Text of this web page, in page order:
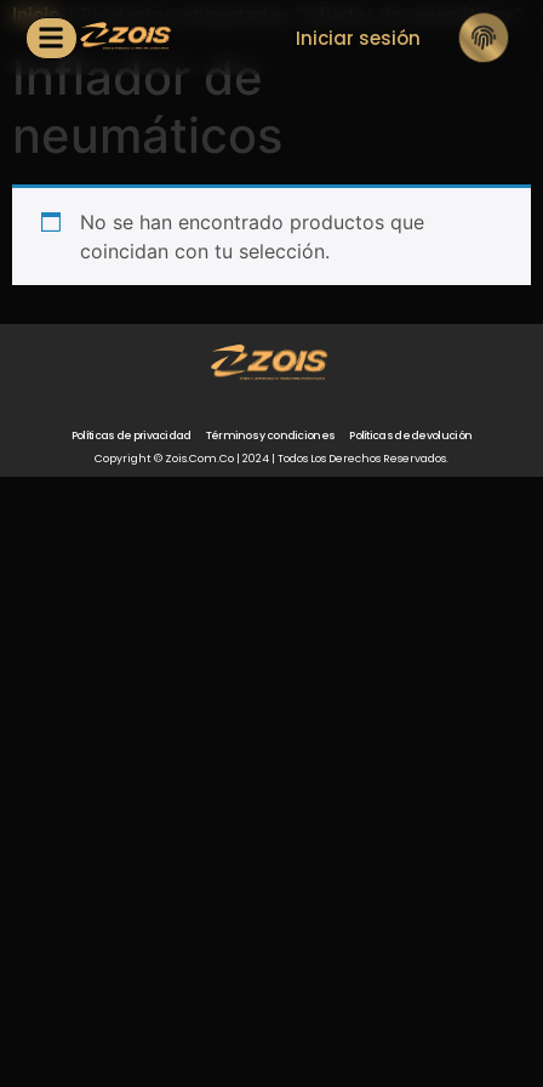
Iniciar sesión
Inicio/ Productos etiquetados “Inflador de neumáticos”
Inflador de
neumáticos
No se han encontrado productos que
coincidan con tu selección.
Políticas de privacidad Términos y condiciones
Políticas de devolución
Copyright © Zois.com.co | 2024 | Todos Los Derechos Reservados.